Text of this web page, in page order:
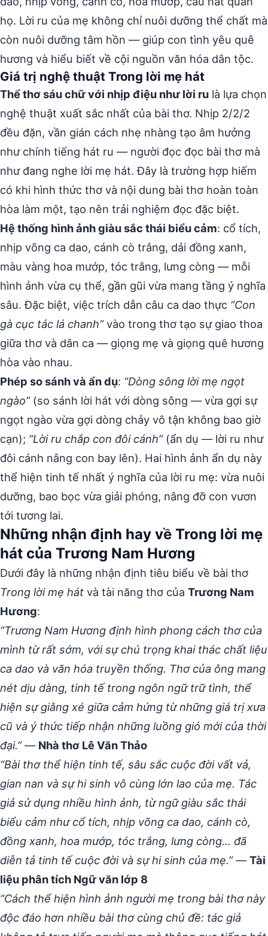
họ. Lời ru của mẹ không chỉ nuôi dưỡng thể chất mà
còn nuôi dưỡng tâm hồn — giúp con tình yêu quê
hương và hiểu biết về cội nguồn văn hóa dân tộc.
Giá trị nghệ thuật Trong lời mẹ hát
Thể thơ sáu chữ với nhịp điệu như lời ru là lựa chọn
nghệ thuật xuất sắc nhất của bài thơ. Nhịp 2/2/2
đều đặn, vần gián cách nhẹ nhàng tạo âm hưởng
như chính tiếng hát ru — người đọc đọc bài thơ mà
như đang nghe lời mẹ hát. Đây là trường hợp hiếm
có khi hình thức thơ và nội dung bài thơ hoàn toàn
hòa làm một, tạo nên trải nghiệm đọc đặc biệt.
Hệ thống hình ảnh giàu sắc thái biểu cảm: cổ tích,
nhịp võng ca dao, cánh cò trắng, dải đồng xanh,
màu vàng hoa mướp, tóc trắng, lưng còng — mỗi
hình ảnh vừa cụ thể, gần gũi vừa mang tầng ý nghĩa
sâu. Đặc biệt, việc trích dẫn câu ca dao thực “Con
gà cục tác lá chanh”vào trong thơ tạo sự giao thoa
giữa thơ và dân ca — giọng mẹ và giọng quê hương
hòa vào nhau.
Phép so sánh và ẩn dụ: “Dòng sông lời mẹ ngọt
ngào”(so sánh lời hát với dòng sông — vừa gợi sự
ngọt ngào vừa gợi dòng chảy vô tận không bao giờ
cạn); “Lời ru chắp con đôi cánh”(ẩn dụ — lời ru như
đôi cánh nâng con bay lên). Hai hình ảnh ẩn dụ này
thể hiện tinh tế nhất ý nghĩa của lời ru mẹ: vừa nuôi
dưỡng, bao bọc vừa giải phóng, nâng đỡ con vươn
tới tương lai.
Những nhận định hay về Trong lời mẹ
hát của Trương Nam Hương
Dưới đây là những nhận định tiêu biểu về bài thơ
Trong lời mẹ hát và tài năng thơ của Trương Nam
Hương:
“Trương Nam Hương định hình phong cách thơ của
mình từ rất sớm, với sự chú trọng khai thác chất liệu
ca dao và văn hóa truyền thống. Thơ của ông mang
nét dịu dàng, tinh tế trong ngôn ngữ trữ tình, thể
hiện sự giằng xé giữa cảm hứng từ những giá trị xưa
cũ và ý thức tiếp nhận những luồng gió mới của thời
đại.”— Nhà thơ Lê Văn Thảo
“Bài thơ thể hiện tinh tế, sâu sắc cuộc đời vất vả,
gian nan và sự hi sinh vô cùng lớn lao của mẹ. Tác
giả sử dụng nhiều hình ảnh, từ ngữ giàu sắc thái
biểu cảm như cổ tích, nhịp võng ca dao, cánh cò,
đồng xanh, hoa mướp, tóc trắng, lưng còng… đã
diễn tả tinh tế cuộc đời và sự hi sinh của mẹ.”—Tài
liệu phân tích Ngữ văn lớp 8
“Cách thể hiện hình ảnh người mẹ trong bài thơ này
độc đáo hơn nhiều bài thơ cùng chủ đề: tác giả